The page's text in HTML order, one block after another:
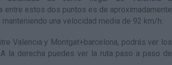
entre estos dos puntos es de aproximadamente
una velocidad media de 92 km/h.
Valencia y Montgat+barcelona, podrás ver los
la derecha puedes ver la ruta paso a paso de